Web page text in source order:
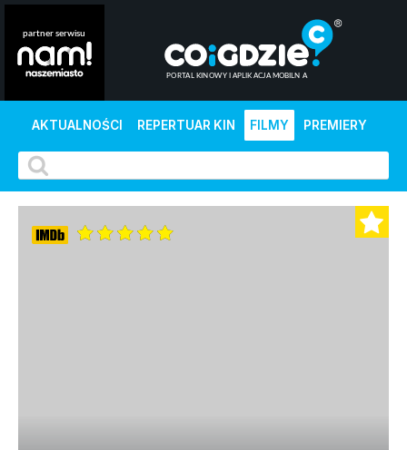
AKTUALNOŚCI REPERTUAR KIN FILMY PREMIERY